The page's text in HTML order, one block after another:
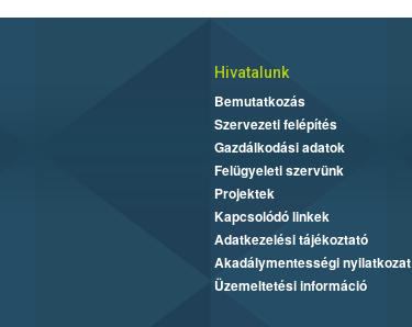
Hivatalunk
Bemutatkozás
Szervezeti felépítés
Gazdálkodási adatok
Felügyeleti szervünk
Projektek
Kapcsolódó linkek
Adatkezelési tájékoztató
Akadálymentességi nyilatkozat
Üzemeltetési információ